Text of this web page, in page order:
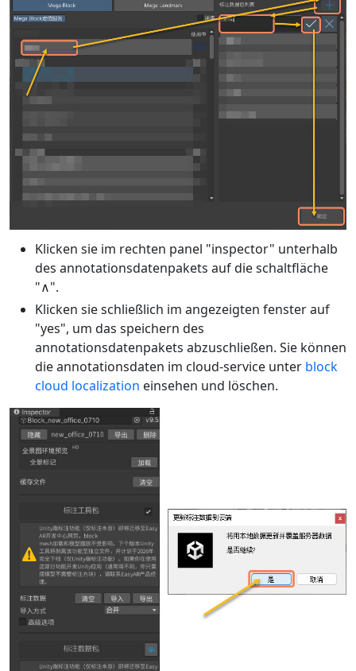
Klicken sie im rechten panel "inspector" unterhalb
des annotationsdatenpakets auf die schaltfläche
"∧".
Klicken sie schließlich im angezeigten fenster auf
"yes", um das speichern des
annotationsdatenpakets abzuschließen. Sie können
die annotationsdaten im cloud-service unter block
cloud localization einsehen und löschen.